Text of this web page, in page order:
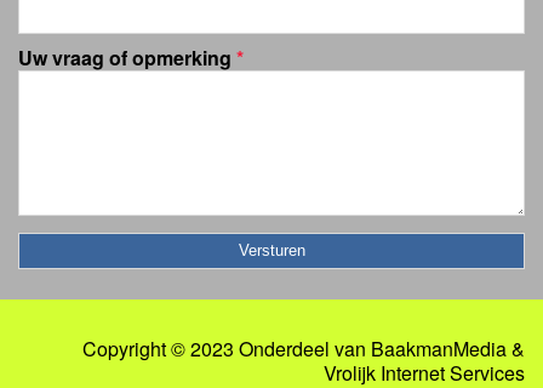
Uw vraag of opmerking *
Copyright © 2023 Onderdeel van BaakmanMedia&
Vrolijk Internet Services